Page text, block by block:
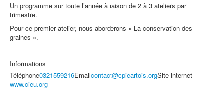
Un programme sur toute l’année à raison de 2 à 3 ateliers par
trimestre.
Pour ce premier atelier, nous aborderons « La conservation des
graines ».
Informations
Téléphone0321559216Emailcontact@cpieartois.orgSite internet
www.cieu.org